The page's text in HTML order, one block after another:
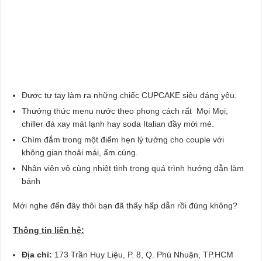
Được tự tay làm ra những chiếc CUPCAKE siêu đáng yêu.
Thưởng thức menu nước theo phong cách rất Mọi Mọi,
chiller đá xay mát lạnh hay soda Italian đầy mới mẻ.
Chìm đắm trong một điểm hẹn lý tưởng cho couple với
không gian thoải mái, ấm cúng.
Nhân viên vô cùng nhiệt tình trong quá trình hướng dẫn làm
bánh
Mới nghe đến đây thôi bạn đã thấy hấp dẫn rồi đúng không?
Thông tin liên hệ:
Địa chỉ: 173 Trần Huy Liệu, P. 8, Q. Phú Nhuận, TP.HCM